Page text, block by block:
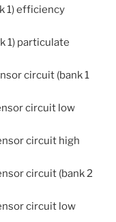
1) efficiency
1) particulate
circuit (bank 1
circuit low
circuit high
circuit (bank 2
circuit low